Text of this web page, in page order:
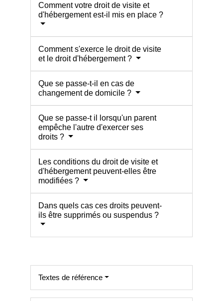
Comment votre droit de visite et
d'hébergement est-il mis en place ?
Comment s'exerce le droit de visite
et le droit d'hébergement ?
Que se passe-t-il en cas de
changement de domicile ?
Que se passe-t il lorsqu'un parent
empêche l'autre d'exercer ses
droits ?
Les conditions du droit de visite et
d'hébergement peuvent-elles être
modifiées ?
Dans quels cas ces droits peuvent-
ils être supprimés ou suspendus ?
Textes de référence